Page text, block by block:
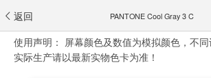
返回 PANTONE Cool Gray 3 C
使用声明： 屏幕颜色及数值为模拟颜色，不同
实际生产请以最新实物色卡为准！